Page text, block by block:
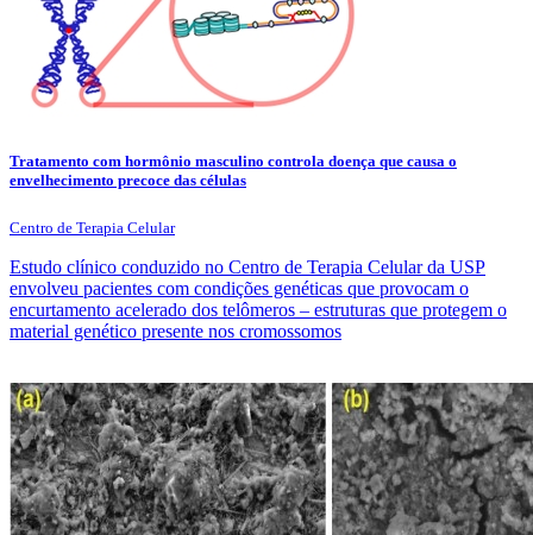
Tratamento com hormônio masculino controla doença que causa o
envelhecimento precoce das células
Centro de Terapia Celular
Estudo clínico conduzido no Centro de Terapia Celular da USP
envolveu pacientes com condições genéticas que provocam o
encurtamento acelerado dos telômeros – estruturas que protegem o
material genético presente nos cromossomos